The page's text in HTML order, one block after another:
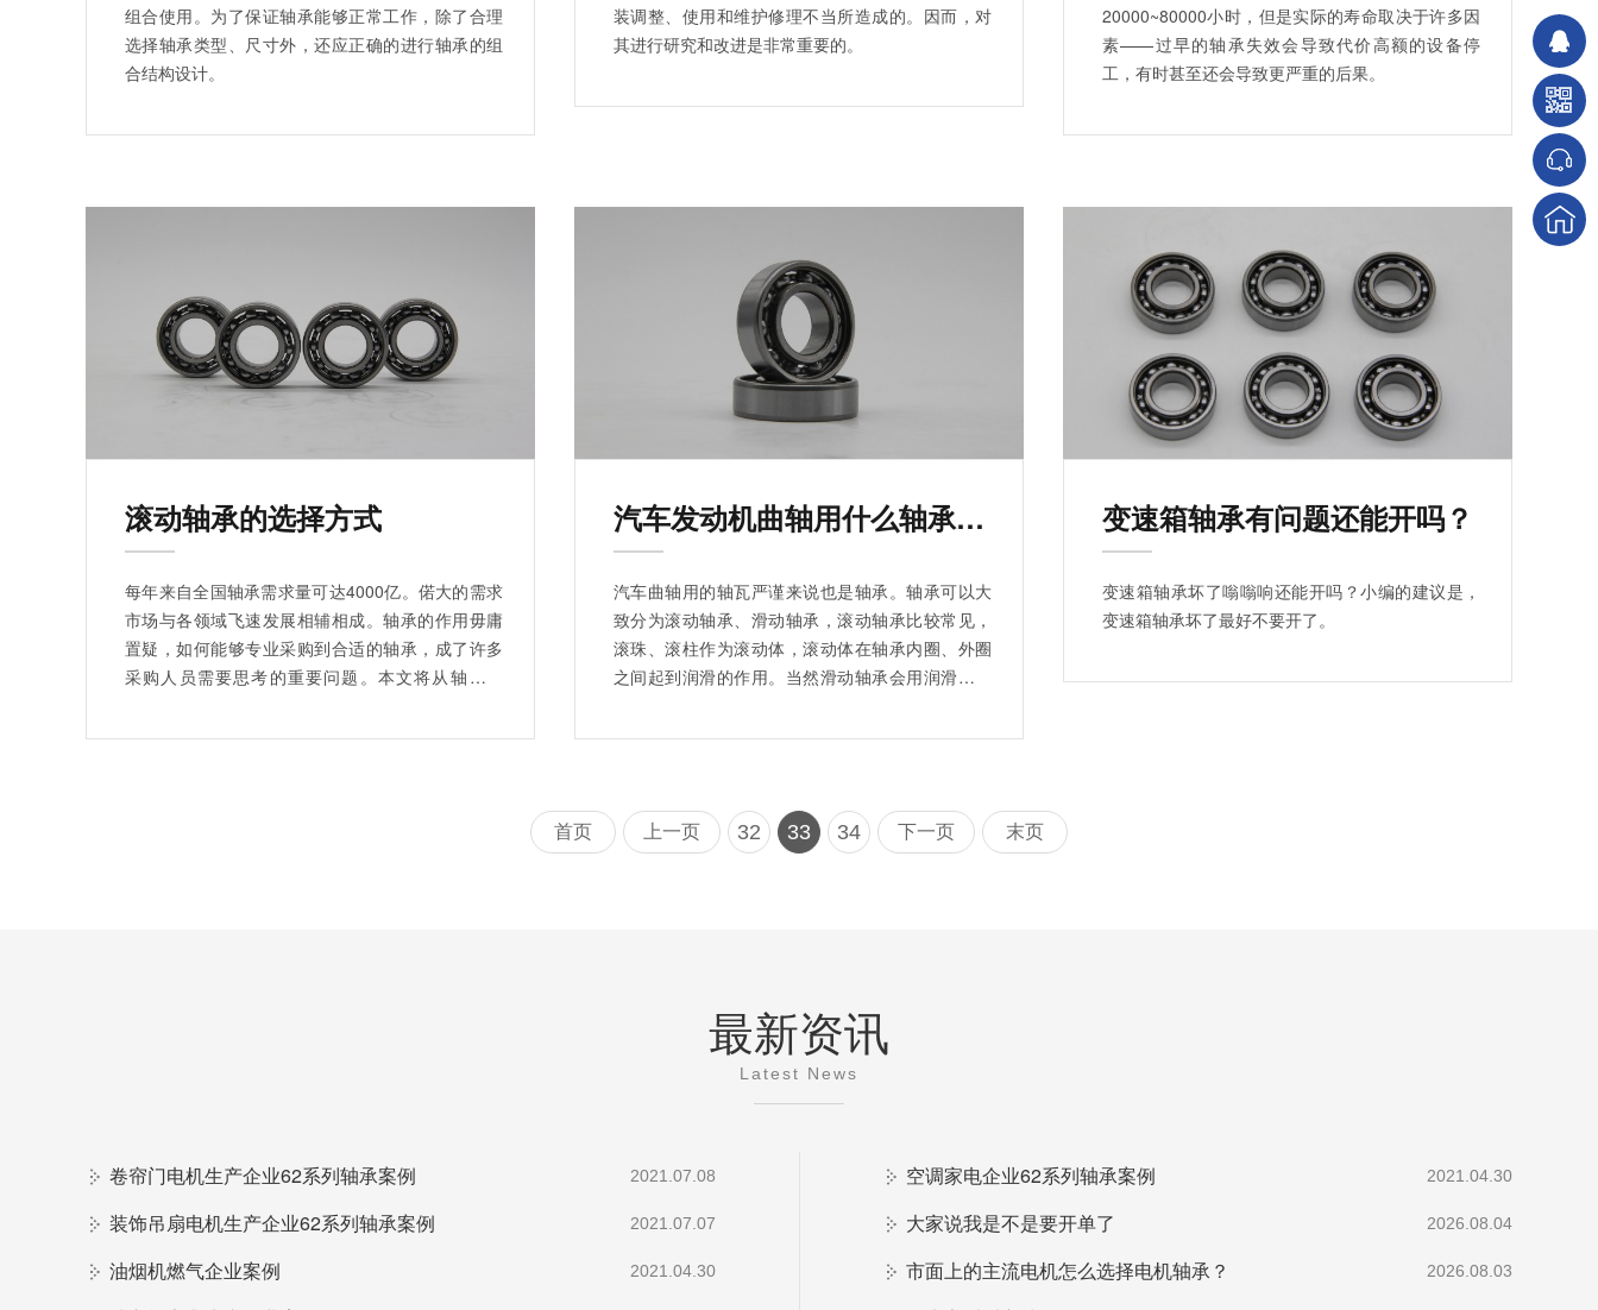
组合使用。为了保证轴承能够正常工作，除了合理
选择轴承类型、尺寸外，还应正确的进行轴承的组
合结构设计。
装调整、使用和维护修理不当所造成的。因而，对
其进行研究和改进是非常重要的。
20000~80000小时，但是实际的寿命取决于许多因
素——过早的轴承失效会导致代价高额的设备停
工，有时甚至还会导致更严重的后果。
滚动轴承的选择方式
每年来自全国轴承需求量可达4000亿。偌大的需求
市场与各领域飞速发展相辅相成。轴承的作用毋庸
置疑，如何能够专业采购到合适的轴承，成了许多
采购人员需要思考的重要问题。本文将从轴承性
汽车发动机曲轴用什么轴承，你知道吗？
汽车曲轴用的轴瓦严谨来说也是轴承。轴承可以大
致分为滚动轴承、滑动轴承，滚动轴承比较常见，
滚珠、滚柱作为滚动体，滚动体在轴承内圈、外圈
之间起到润滑的作用。当然滑动轴承会用润滑脂、
到的磨损。
变速箱轴承有问题还能开吗？
变速箱轴承坏了嗡嗡响还能开吗？小编的建议是，
变速箱轴承坏了最好不要开了。
首页 上一页 32 33 34 下一页 末页
最新资讯
Latest News
卷帘门电机生产企业62系列轴承案例 2021.07.08
装饰吊扇电机生产企业62系列轴承案例 2021.07.07
油烟机燃气企业案例 2021.04.30
空调家电企业62系列轴承案例 2021.04.30
大家说我是不是要开单了 2026.08.04
市面上的主流电机怎么选择电机轴承？ 2026.08.03